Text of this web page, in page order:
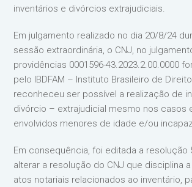
inventários e divórcios extrajudiciais.
Em julgamento realizado no dia 20/8/24
sessão extraordinária, o CNJ, no
providências 0001596-43.2023.2.00.0000
pelo IBDFAM – Instituto Brasileiro de
reconheceu ser possível a realização de
divórcio – extrajudicial mesmo nos casos
envolvidos menores de idade e/ou
Em consequência, foi editada a resolução
alterar a resolução do CNJ que disciplina
atos notariais relacionados ao inventário,